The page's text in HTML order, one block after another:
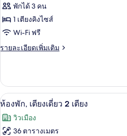
เตียง
ห้อง
สวีท
พักได้ 3 คน
1 เตียงคิงไซส์
Wi-Fi ฟรี
รายละเอียดเพิ่มเติม
ราย
เกี่ยว
กับ
ห้อง
ท
เปิด
ภาพถ่าย
ทั้งหมด
7
ห้องพัก, เตียงเดี่ยว 2 เตียง
วิวเมือง
36 ตารางเมตร